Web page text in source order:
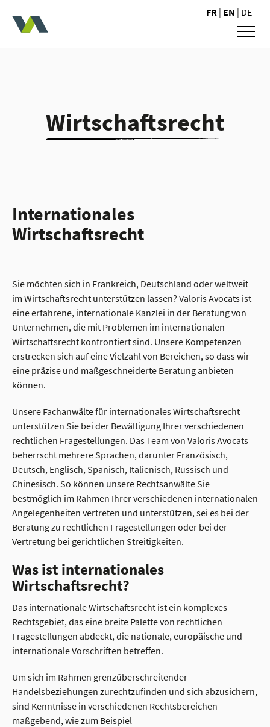
FR | EN | DE
Wirtschaftsrecht
Internationales
Wirtschaftsrecht
Sie möchten sich in Frankreich, Deutschland oder weltweit
im Wirtschaftsrecht unterstützen lassen? Valoris Avocats ist
eine erfahrene, internationale Kanzlei in der Beratung von
Unternehmen, die mit Problemen im internationalen
Wirtschaftsrecht konfrontiert sind. Unsere Kompetenzen
erstrecken sich auf eine Vielzahl von Bereichen, so dass wir
eine präzise und maßgeschneiderte Beratung anbieten
können.
Unsere Fachanwälte für internationales Wirtschaftsrecht
unterstützen Sie bei der Bewältigung Ihrer verschiedenen
rechtlichen Fragestellungen. Das Team von Valoris Avocats
beherrscht mehrere Sprachen, darunter Französisch,
Deutsch, Englisch, Spanisch, Italienisch, Russisch und
Chinesisch. So können unsere Rechtsanwälte Sie
bestmöglich im Rahmen Ihrer verschiedenen internationalen
Angelegenheiten vertreten und unterstützen, sei es bei der
Beratung zu rechtlichen Fragestellungen oder bei der
Vertretung bei gerichtlichen Streitigkeiten.
Was ist internationales
Wirtschaftsrecht?
Das internationale Wirtschaftsrecht ist ein komplexes
Rechtsgebiet, das eine breite Palette von rechtlichen
Fragestellungen abdeckt, die nationale, europäische und
internationale Vorschriften betreffen.
Um sich im Rahmen grenzüberschreitender
Handelsbeziehungen zurechtzufinden und sich abzusichern,
sind Kenntnisse in verschiedenen Rechtsbereichen
maßgebend, wie zum Beispiel